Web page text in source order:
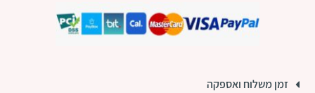
זמן משלוח ואספקה